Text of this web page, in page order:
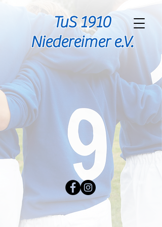
TuS 1910
Niedereimer e.V.